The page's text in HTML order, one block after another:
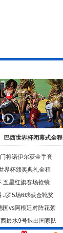
巴西世界杯闭幕式全程
门将诺伊尔获金手套
界杯颁奖典礼全程
五星红旗赛场抢镜
J罗5场6球获金靴奖
国vs阿根廷对阵花絮
西最水9号退出国家队